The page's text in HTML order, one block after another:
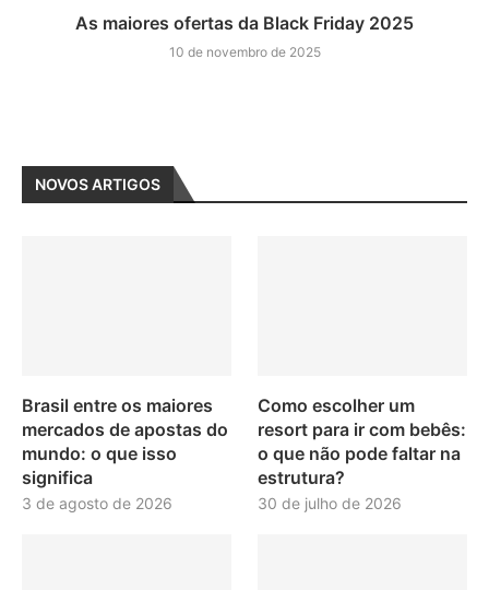
As maiores ofertas da Black Friday 2025
10 de novembro de 2025
NOVOS ARTIGOS
Brasil entre os maiores
mercados de apostas do
mundo: o que isso
significa
3 de agosto de 2026
Como escolher um
resort para ir com bebês:
o que não pode faltar na
estrutura?
30 de julho de 2026